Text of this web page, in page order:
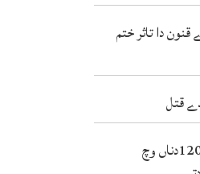
دا تاثر ختم
مقبوضہ کشمیر وچ بھارتی مظالم، 120دناں وچ